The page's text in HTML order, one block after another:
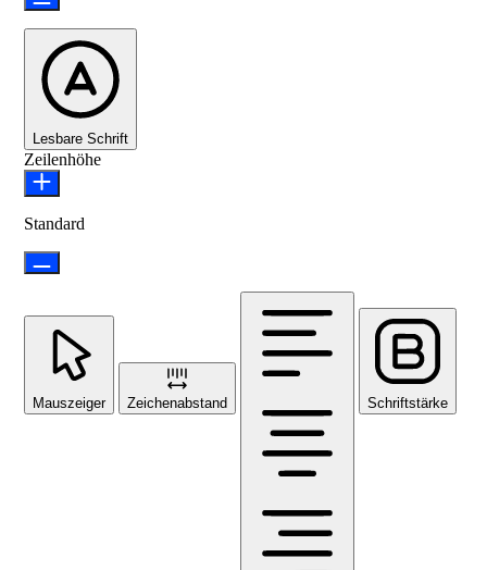
Lesbare Schrift
Zeilenhöhe
Standard
Mauszeiger Zeichenabstand Schriftstärke